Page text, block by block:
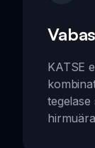
KATSE
tegelase